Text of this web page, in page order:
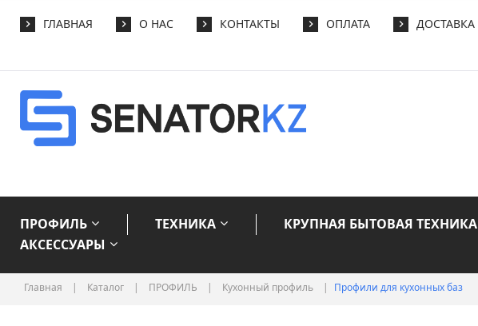
ГЛАВНАЯ О НАС КОНТАКТЫ ОПЛАТА ДОСТАВКА
ПРОФИЛЬ ТЕХНИКА КРУПНАЯ БЫТОВАЯ ТЕХНИКА
АКСЕССУАРЫ
Главная | Каталог | ПРОФИЛЬ | Кухонный профиль | Профили для кухонных баз